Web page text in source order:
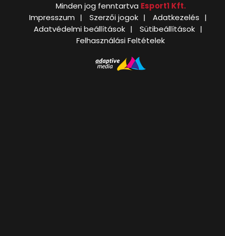
Minden jog fenntartva Esport1 Kft.
Impresszum
Szerzői jogok
Adatkezelés
Adatvédelmi beállítások
Sütibeállítások
Felhasználási Feltételek